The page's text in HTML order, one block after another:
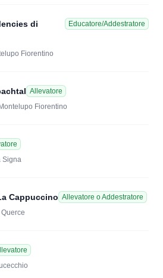
di
Educatore/Addestratore
Fiorentino
Allevatore
Fiorentino
Signa
Cappuccino Allevatore o Addestratore